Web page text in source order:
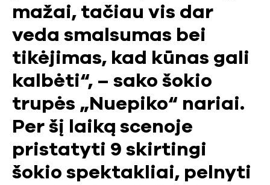
mažai, tačiau vis dar
veda smalsumas bei
tikėjimas, kad kūnas gali
kalbėti“, – sako šokio
trupės „Nuepiko“ nariai.
Per šį laiką scenoje
pristatyti 9 skirtingi
šokio spektakliai, pelnyti